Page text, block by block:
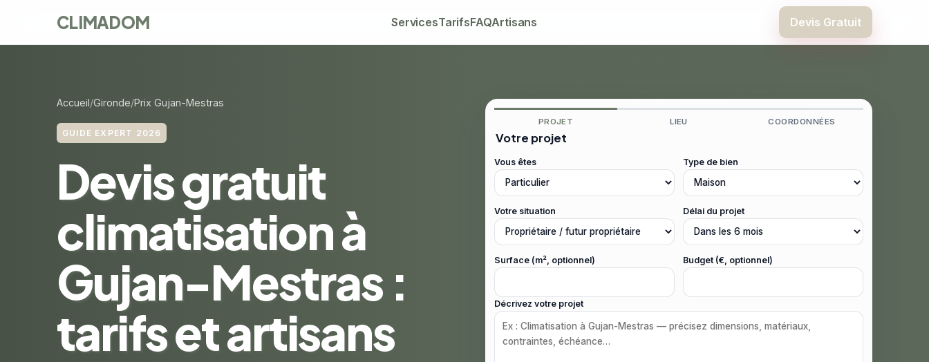
CLIMADOM ServicesTarifsFAQArtisans Devis Gratuit
Accueil Gironde Prix Gujan-Mestras
GUIDE EXPERT 2026
Devis gratuit
climatisation à
Gujan-Mestras :
tarifs et artisans
PROJET LIEU COORDONNÉES
Votre projet
Vous êtes Type de bien
Votre situation Délai du projet
Surface (m², optionnel) Budget (€, optionnel)
Décrivez votre projet